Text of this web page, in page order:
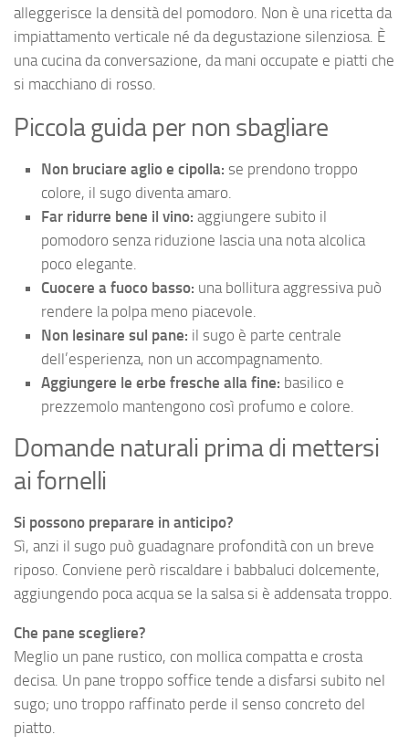
alleggerisce la densità del pomodoro. Non è una ricetta da
impiattamento verticale né da degustazione silenziosa. È
una cucina da conversazione, da mani occupate e piatti che
si macchiano di rosso.
Piccola guida per non sbagliare
Non bruciare aglio e cipolla: se prendono troppo
colore, il sugo diventa amaro.
Far ridurre bene il vino: aggiungere subito il
pomodoro senza riduzione lascia una nota alcolica
poco elegante.
Cuocere a fuoco basso: una bollitura aggressiva può
rendere la polpa meno piacevole.
Non lesinare sul pane: il sugo è parte centrale
dell’esperienza, non un accompagnamento.
Aggiungere le erbe fresche alla fine: basilico e
prezzemolo mantengono così profumo e colore.
Domande naturali prima di mettersi
ai fornelli
Si possono preparare in anticipo?
Sì, anzi il sugo può guadagnare profondità con un breve
riposo. Conviene però riscaldare i babbaluci dolcemente,
aggiungendo poca acqua se la salsa si è addensata troppo.
Che pane scegliere?
Meglio un pane rustico, con mollica compatta e crosta
decisa. Un pane troppo soffice tende a disfarsi subito nel
sugo; uno troppo raffinato perde il senso concreto del
piatto.